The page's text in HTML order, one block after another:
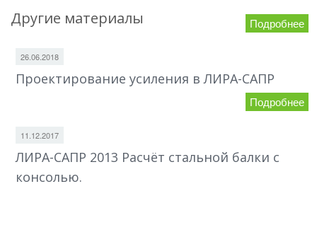
Другие материалы Подробнее
26.06.2018
Проектирование усиления в ЛИРА-САПР
Подробнее
11.12.2017
ЛИРА-САПР 2013 Расчёт стальной балки с
консолью.